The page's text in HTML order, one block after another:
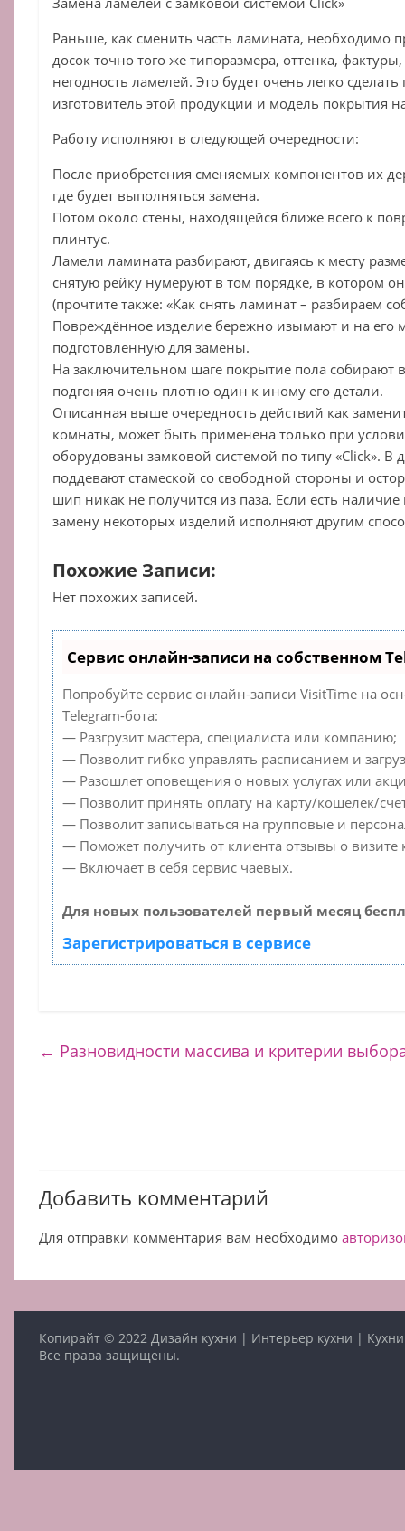
Раньше, как сменить часть ламината, необходимо
досок точно того же типоразмера, оттенка,
негодность ламелей. Это будет очень легко
изготовитель этой продукции и модель покрытия
Работу исполняют в следующей очередности:
После приобретения сменяемых компонентов их
где будет выполняться замена.
Потом около стены, находящейся ближе всего к
плинтус.
Ламели ламината разбирают, двигаясь к месту
снятую рейку нумеруют в том порядке, в котором
(прочтите также: «Как снять ламинат – разбираем
Повреждённое изделие бережно изымают и на его
подготовленную для замены.
На заключительном шаге покрытие пола собирают
подгоняя очень плотно один к иному его детали.
Описанная выше очередность действий как
комнаты, может быть применена только при
оборудованы замковой системой по типу «Click». В
поддевают стамеской со свободной стороны и
шип никак не получится из паза. Если есть
замену некоторых изделий исполняют другим
Похожие Записи:
Нет похожих записей.
Сервис онлайн-записи на собственном
Попробуйте сервис онлайн-записи VisitTime на
Telegram-бота:
— Разгрузит мастера, специалиста или компанию;
— Позволит гибко управлять расписанием и
— Разошлет оповещения о новых услугах или
— Позволит принять оплату на карту/кошелек/
— Позволит записываться на групповые и
— Поможет получить от клиента отзывы о визите
— Включает в себя сервис чаевых.
Для новых пользователей первый месяц
Зарегистрироваться в сервисе
← Разновидности массива и критерии
Добавить комментарий
Для отправки комментария вам необходимо
Копирайт © 2022Дизайн кухни | Интерьер кухни |
Все права защищены.